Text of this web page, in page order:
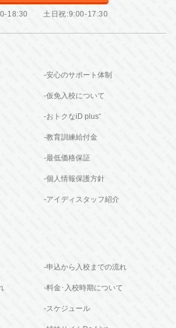
18:30 土日祝:9:00-17:30
-安心のサポート体制
-仮免入校について
-おトクなiD plus⁺
-教育訓練給付金
-最低価格保証
-個人情報保護方針
-アイディスタッフ紹介
-申込から入校までの流れ
-料金･入校時期について
-スケジュール